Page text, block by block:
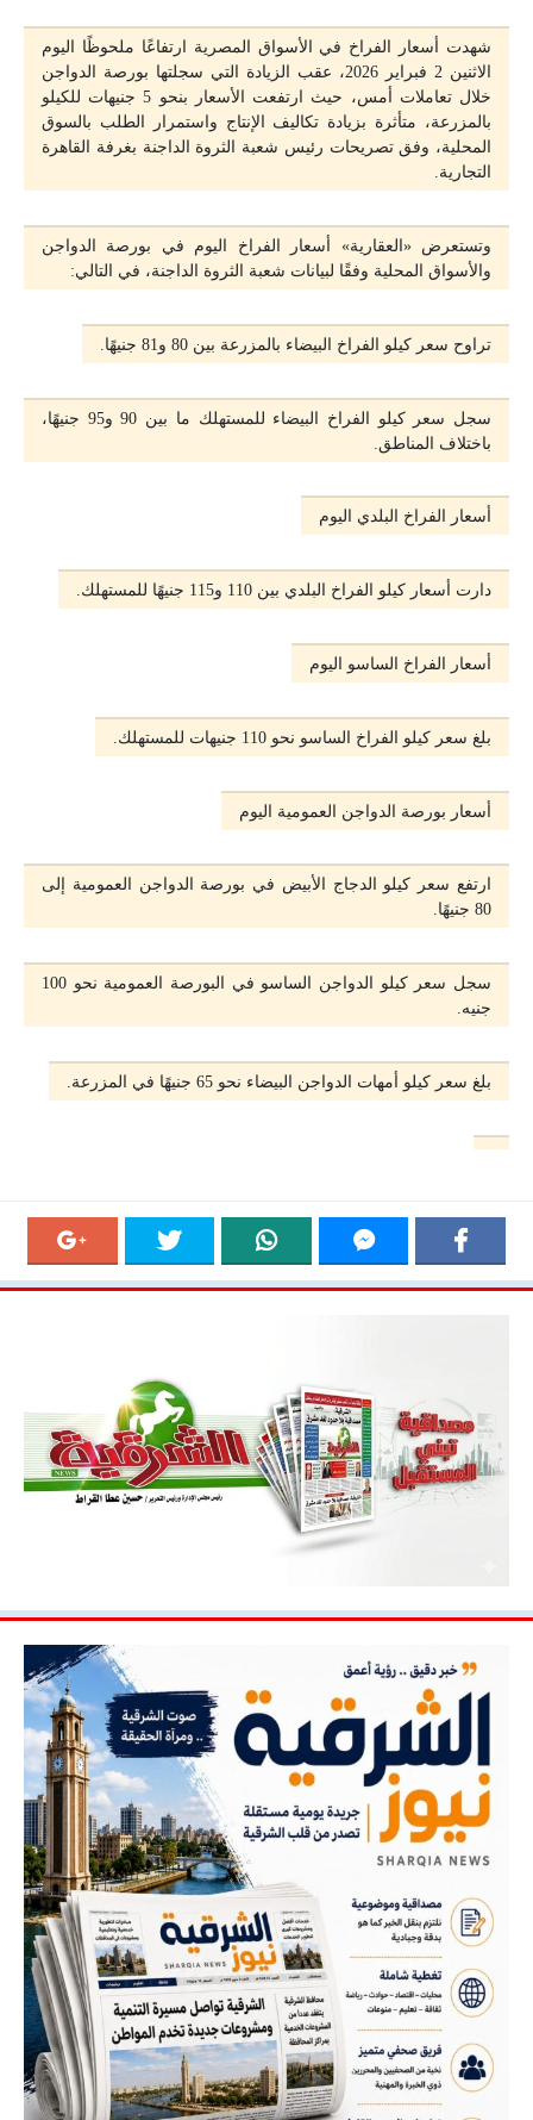
شهدت أسعار الفراخ في الأسواق المصرية ارتفاعًا ملحوظًا اليوم
الاثنين 2 فبراير 2026، عقب الزيادة التي سجلتها بورصة الدواجن
خلال تعاملات أمس، حيث ارتفعت الأسعار بنحو 5 جنيهات للكيلو
بالمزرعة، متأثرة بزيادة تكاليف الإنتاج واستمرار الطلب بالسوق
المحلية، وفق تصريحات رئيس شعبة الثروة الداجنة بغرفة القاهرة
التجارية.
وتستعرض «العقارية» أسعار الفراخ اليوم في بورصة الدواجن
والأسواق المحلية وفقًا لبيانات شعبة الثروة الداجنة، في التالي:
تراوح سعر كيلو الفراخ البيضاء بالمزرعة بين 80 و81 جنيهًا.
سجل سعر كيلو الفراخ البيضاء للمستهلك ما بين 90 و95 جنيهًا،
باختلاف المناطق.
أسعار الفراخ البلدي اليوم
دارت أسعار كيلو الفراخ البلدي بين 110 و115 جنيهًا للمستهلك.
أسعار الفراخ الساسو اليوم
بلغ سعر كيلو الفراخ الساسو نحو 110 جنيهات للمستهلك.
أسعار بورصة الدواجن العمومية اليوم
ارتفع سعر كيلو الدجاج الأبيض في بورصة الدواجن العمومية إلى
80 جنيهًا.
سجل سعر كيلو الدواجن الساسو في البورصة العمومية نحو 100
جنيه.
بلغ سعر كيلو أمهات الدواجن البيضاء نحو 65 جنيهًا في المزرعة.